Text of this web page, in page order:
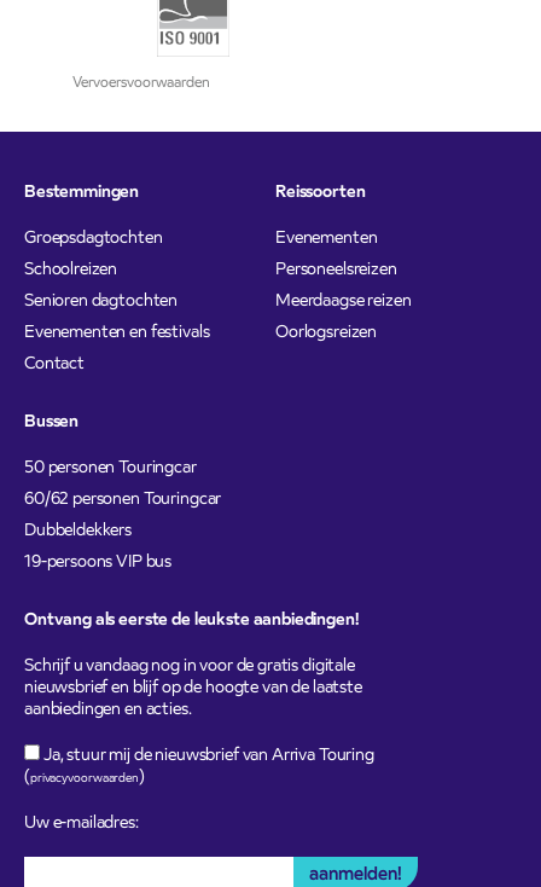
Vervoersvoorwaarden
Bestemmingen
Groepsdagtochten
Schoolreizen
Senioren dagtochten
Evenementen en festivals
Contact
Reissoorten
Evenementen
Personeelsreizen
Meerdaagse reizen
Oorlogsreizen
Bussen
50 personen Touringcar
60/62 personen Touringcar
Dubbeldekkers
19-persoons VIP bus
Ontvang als eerste de leukste aanbiedingen!
Schrijf u vandaag nog in voor de gratis digitale
nieuwsbrief en blijf op de hoogte van de laatste
aanbiedingen en acties.
Ja, stuur mij de nieuwsbrief van Arriva Touring
(privacyvoorwaarden)
Uw e-mailadres: